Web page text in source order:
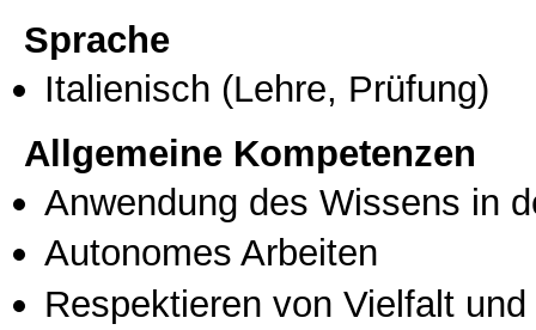
Sprache
Italienisch (Lehre, Prüfung)
Allgemeine Kompetenzen
Anwendung des Wissens in
Autonomes Arbeiten
Respektieren von Vielfalt